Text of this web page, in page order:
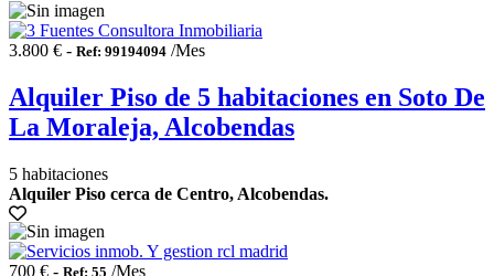
3.800 € - Ref: 99194094 /Mes
Alquiler Piso de 5 habitaciones en Soto De
La Moraleja, Alcobendas
5 habitaciones
Alquiler Piso cerca de Centro, Alcobendas.
700 € - Ref: 55 /Mes